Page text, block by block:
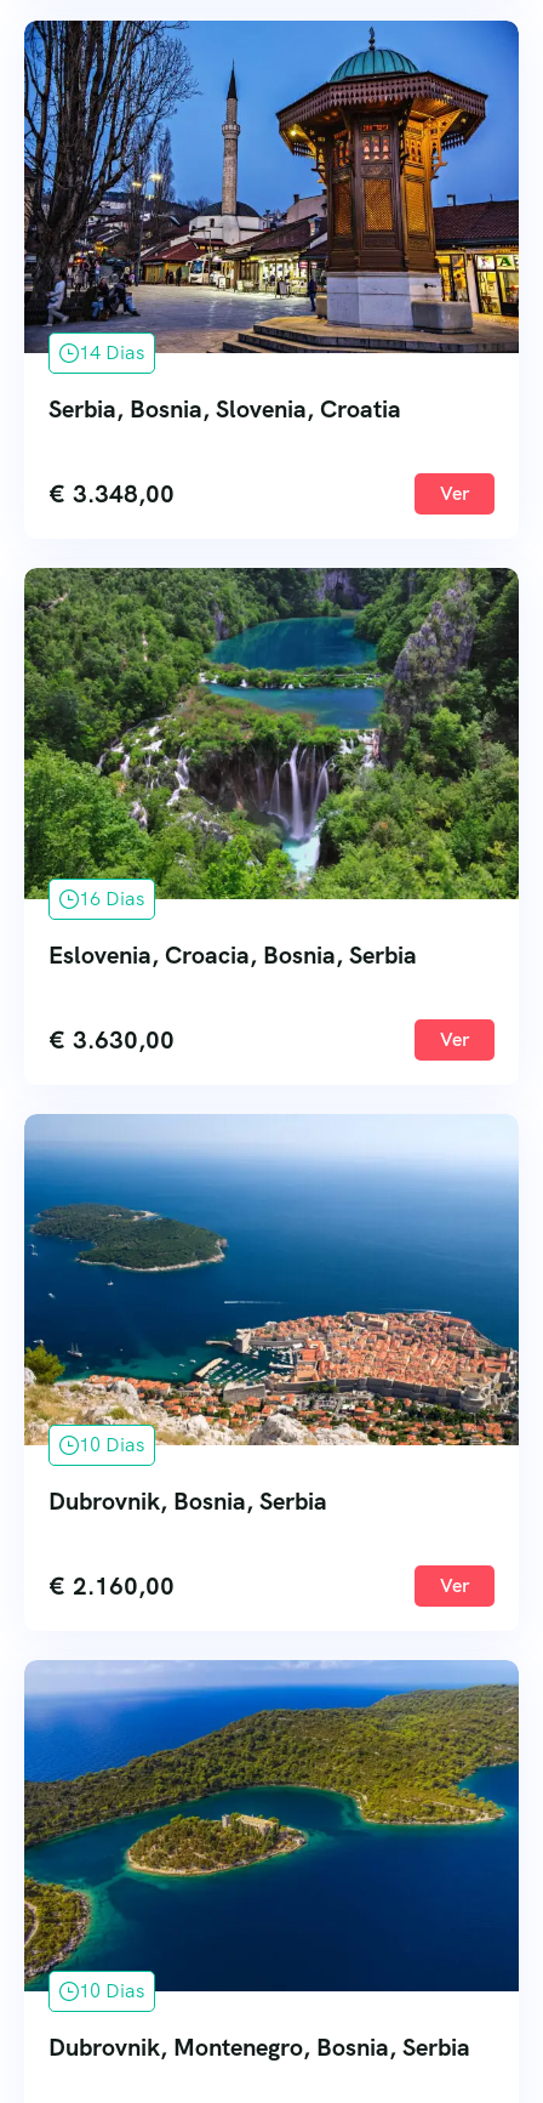
14 Dias
Serbia, Bosnia, Slovenia, Croatia
€ 3.348,00 Ver
16 Dias
Eslovenia, Croacia, Bosnia, Serbia
€ 3.630,00 Ver
10 Dias
Dubrovnik, Bosnia, Serbia
€ 2.160,00 Ver
10 Dias
Dubrovnik, Montenegro, Bosnia, Serbia